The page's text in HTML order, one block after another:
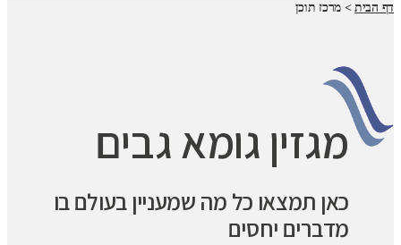
דף הבית>מרכז תוכן
מגזין גומא גבים
כאן תמצאו כל מה שמעניין בעולם בו
מדברים יחסים